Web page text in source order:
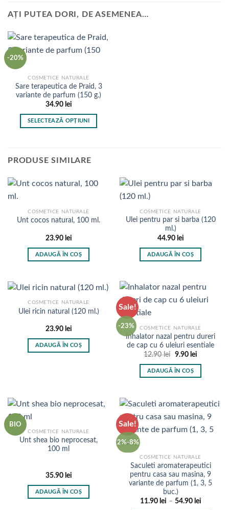
AȚI PUTEA DORI, DE ASEMENEA…
-20%
COSMETICE NATURALE
Sare terapeutica de Praid, 3
variante de parfum (150 g.)
34.90 lei
SELECTEAZĂ OPȚIUNI
mai
variații.
fi
în
pagina
produsului.
PRODUSE SIMILARE
COSMETICE NATURALE
Unt cocos natural, 100 ml.
23.90 lei
ADAUGĂ ÎN COȘ
COSMETICE NATURALE
Ulei pentru par si barba (120
ml.)
44.90 lei
ADAUGĂ ÎN COȘ
COSMETICE NATURALE
Ulei ricin natural (120 ml.)
23.90 lei
ADAUGĂ ÎN COȘ
Sale!
-23% COSMETICE NATURALE
Inhalator nazal pentru dureri
de cap cu 6 uleiuri esentiale
12.90lei
Prețul
a
fost:
9.90 leiPrețul
ADAUGĂ ÎN COȘ
BIO
COSMETICE NATURALE
Unt shea bio neprocesat,
100 ml
35.90 lei
ADAUGĂ ÎN COȘ
Sale!
2%-8%
COSMETICE NATURALE
Saculeti aromaterapeutici
pentru casa sau masina, 9
variante de parfum (1, 3, 5
buc.)
11.90 lei – 54.90 leiInterval